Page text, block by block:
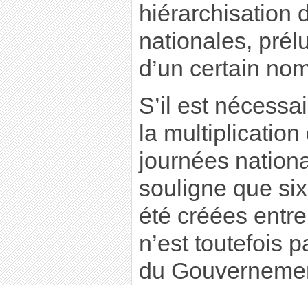
hiérarchisation
nationales,
d’un certain
S’il est
la
journées
souligne que
été créées
n’est toutefois
du